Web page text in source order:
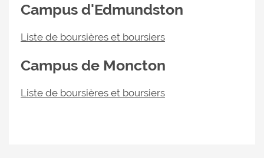
Campus d'Edmundston
Liste de boursières et boursiers
Campus de Moncton
Liste de boursières et boursiers